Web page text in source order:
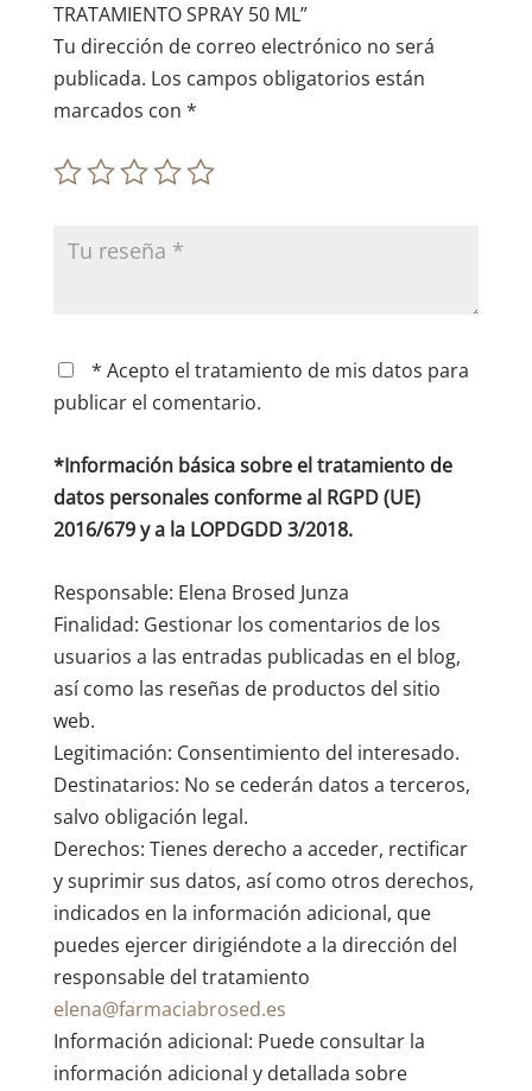
TRATAMIENTO SPRAY 50 ML”
Tu dirección de correo electrónico no será
publicada. Los campos obligatorios están
marcados con *
* Acepto el tratamiento de mis datos para
publicar el comentario.
*Información básica sobre el tratamiento de
datos personales conforme al RGPD (UE)
2016/679 y a la LOPDGDD 3/2018.
Responsable: Elena Brosed Junza
Finalidad: Gestionar los comentarios de los
usuarios a las entradas publicadas en el blog,
así como las reseñas de productos del sitio
web.
Legitimación: Consentimiento del interesado.
Destinatarios: No se cederán datos a terceros,
salvo obligación legal.
Derechos: Tienes derecho a acceder, rectificar
y suprimir sus datos, así como otros derechos,
indicados en la información adicional, que
puedes ejercer dirigiéndote a la dirección del
responsable del tratamiento
elena@farmaciabrosed.es
Información adicional: Puede consultar la
información adicional y detallada sobre